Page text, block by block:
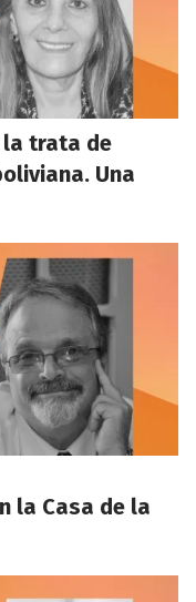
la trata de
Una
la Casa de la